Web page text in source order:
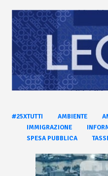
#25XTUTTI AMBIENTE
IMMIGRAZIONE
SPESA PUBBLICA